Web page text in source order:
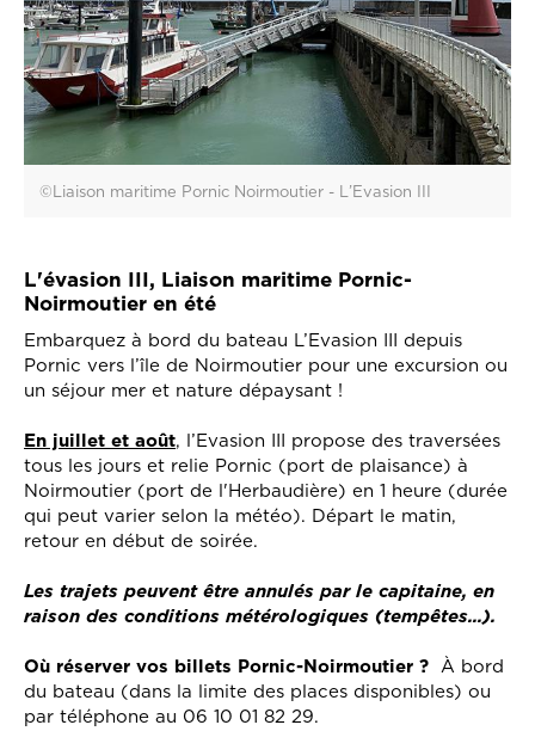
©Liaison maritime Pornic Noirmoutier - L’Evasion III
L'évasion III, Liaison maritime Pornic-
Noirmoutier en été
Embarquez à bord du bateau L’Evasion III depuis
Pornic vers l’île de Noirmoutier pour une excursion ou
un séjour mer et nature dépaysant !
En juillet et août, l’Evasion III propose des traversées
tous les jours et relie Pornic (port de plaisance) à
Noirmoutier (port de l'Herbaudière) en 1 heure (durée
qui peut varier selon la météo). Départ le matin,
retour en début de soirée.
Les trajets peuvent être annulés par le capitaine, en
raison des conditions métérologiques (tempêtes...).
Où réserver vos billets Pornic-Noirmoutier ? À bord
du bateau (dans la limite des places disponibles) ou
par téléphone au 06 10 01 82 29.